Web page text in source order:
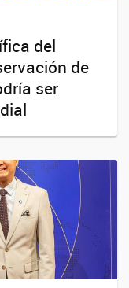
del
de
ser